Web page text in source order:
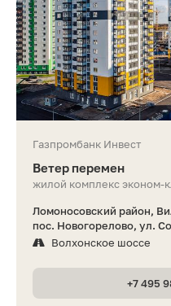
Газпромбанк Инвест
Ветер перемен
жилой комплекс эконом-
Ломоносовский район,
пос. Новогорелово, ул.
Волхонское шоссе
+7 495